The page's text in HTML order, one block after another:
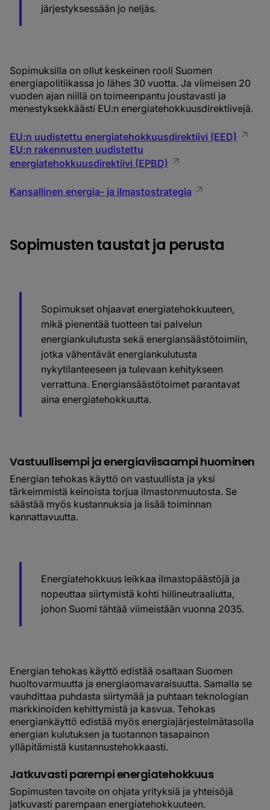
järjestyksessään jo neljäs.
Sopimuksilla on ollut keskeinen rooli Suomen
energiapolitiikassa jo lähes 30 vuotta. Ja viimeisen 20
vuoden ajan niillä on toimeenpantu joustavasti ja
menestyksekkäästi EU:n energiatehokkuusdirektiivejä.
EU:n uudistettu energiatehokkuusdirektiivi (EED)
EU:n rakennusten uudistettu
energiatehokkuusdirektiivi (EPBD)
Kansallinen energia- ja ilmastostrategia
Sopimusten taustat ja perusta
Sopimukset ohjaavat energiatehokkuuteen,
mikä pienentää tuotteen tai palvelun
energiankulutusta sekä energiansäästötoimiin,
jotka vähentävät energiankulutusta
nykytilanteeseen ja tulevaan kehitykseen
verrattuna. Energiansäästötoimet parantavat
aina energiatehokkuutta.
Vastuullisempi ja energiaviisaampi huominen
Energian tehokas käyttö on vastuullista ja yksi
tärkeimmistä keinoista torjua ilmastonmuutosta. Se
säästää myös kustannuksia ja lisää toiminnan
kannattavuutta.
Energiatehokkuus leikkaa ilmastopäästöjä ja
nopeuttaa siirtymistä kohti hiilineutraaliutta,
johon Suomi tähtää viimeistään vuonna 2035.
Energian tehokas käyttö edistää osaltaan Suomen
huoltovarmuutta ja energiaomavaraisuutta. Samalla se
vauhdittaa puhdasta siirtymää ja puhtaan teknologian
markkinoiden kehittymistä ja kasvua. Tehokas
energiankäyttö edistää myös energiajärjestelmätasolla
energian kulutuksen ja tuotannon tasapainon
ylläpitämistä kustannustehokkaasti.
Jatkuvasti parempi energiatehokkuus
Sopimusten tavoite on ohjata yrityksiä ja yhteisöjä
jatkuvasti parempaan energiatehokkuuteen.